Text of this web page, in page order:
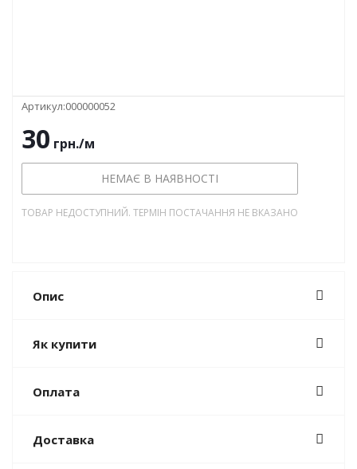
Артикул:000000052
30 грн./м
НЕМАЄ В НАЯВНОСТІ
ТОВАР НЕДОСТУПНИЙ. ТЕРМІН ПОСТАЧАННЯ НЕ ВКАЗАНО
Опис
Як купити
Оплата
Доставка